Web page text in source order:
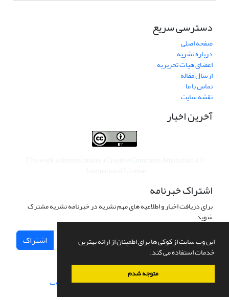
این وب سایت از کوکی ها برای اطمینان از ارائه بهترین
خدمات استفاده می کند.
متوجه شدم
دسترسی سریع
صفحه اصلی
درباره نشریه
اعضای هیات تحریریه
ارسال مقاله
تماس با ما
نقشه سایت
آخرین اخبار
اشتراک خبرنامه
برای دریافت اخبار و اطلاعیه های مهم نشریه در خبرنامه نشریه مشترک
شوید.
اشتراک
سامانه مدیریت نشریات علمی.طراحی و پیاده سازی از سیناوب